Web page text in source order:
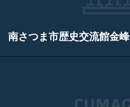
南さつま市歴史交流館金峰